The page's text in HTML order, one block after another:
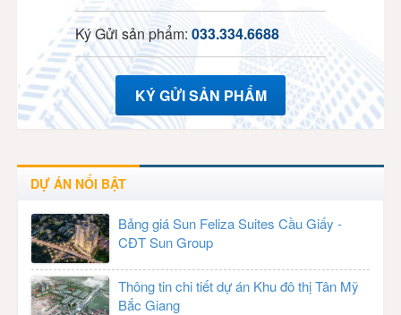
Ký Gửi sản phẩm: 033.334.6688
KÝ GỬI SẢN PHẨM
DỰ ÁN NỔI BẬT
Bảng giá Sun Feliza Suites Cầu Giấy -
CĐT Sun Group
Thông tin chi tiết dự án Khu đô thị Tân Mỹ
Bắc Giang